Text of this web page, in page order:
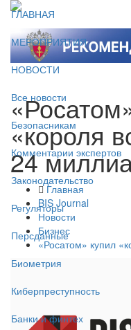
ГЛАВНАЯ
МЕРОПРИЯТИЯ
НОВОСТИ
Все новости
Безопасникам
Комментарии экспертов
Законодательство
Регуляторы
Персданные
Биометрия
Киберпреступность
Банки и финтех
«короля
24
Главная
BIS Journal
Новости
Бизнес
«Росатом» купил